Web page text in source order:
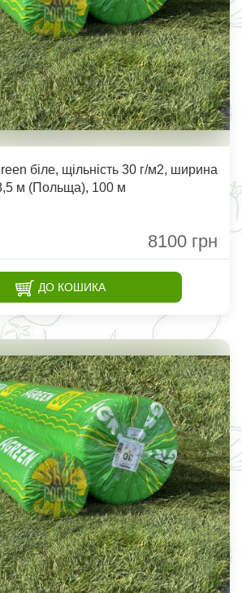
біле, щільність 30 г/м2, ширина
м (Польща), 100 м
8100 грн
ДО КОШИКА